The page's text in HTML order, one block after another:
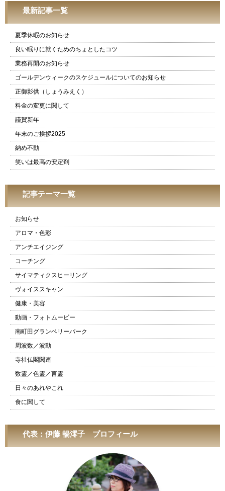
最新記事一覧
夏季休暇のお知らせ
良い眠りに就くためのちょとしたコツ
業務再開のお知らせ
ゴールデンウィークのスケジュールについてのお知らせ
正御影供（しょうみえく）
料金の変更に関して
謹賀新年
年末のご挨拶2025
納め不動
笑いは最高の安定剤
記事テーマ一覧
お知らせ
アロマ・色彩
アンチエイジング
コーチング
サイマティクスヒーリング
ヴォイススキャン
健康・美容
動画・フォトムービー
南町田グランベリーパーク
周波数／波動
寺社仏閣関連
数霊／色霊／言霊
日々のあれやこれ
食に関して
代表：伊藤 暢澪子 プロフィール